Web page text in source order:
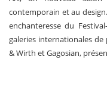
contemporain et au
enchanteresse du
galeries internationales
& Wirth et Gagosian,